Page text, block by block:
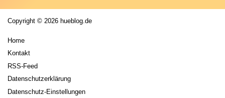
Copyright © 2026 hueblog.de
Home
Kontakt
RSS-Feed
Datenschutzerklärung
Datenschutz-Einstellungen